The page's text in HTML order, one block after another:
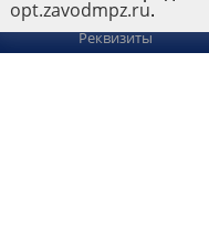
Гарантия на товар
Реквизиты
opt.zavodmpz.ru.